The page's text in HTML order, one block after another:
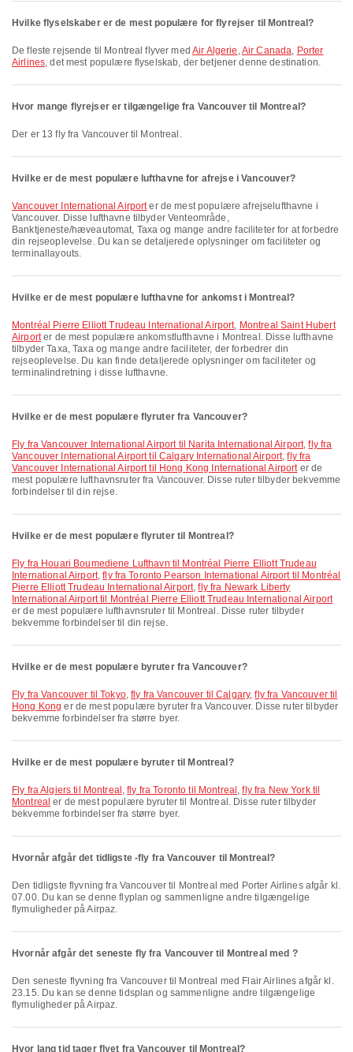
Hvilke flyselskaber er de mest populære for flyrejser til Montreal?
De fleste rejsende til Montreal flyver medAir Algerie ,Air Canada, Porter
Airlines, det mest populære flyselskab, der betjener denne destination.
Hvor mange flyrejser er tilgængelige fra Vancouver til Montreal?
Der er 13 fly fra Vancouver til Montreal.
Hvilke er de mest populære lufthavne for afrejse i Vancouver?
Vancouver International Airporter de mest populære afrejselufthavne i
Vancouver. Disse lufthavne tilbyder Venteområde,
Banktjeneste/hæveautomat, Taxa og mange andre faciliteter for at forbedre
din rejseoplevelse. Du kan se detaljerede oplysninger om faciliteter og
terminallayouts.
Hvilke er de mest populære lufthavne for ankomst i Montreal?
Montréal Pierre Elliott Trudeau International Airport, Montreal Saint Hubert
Airporter de mest populære ankomstlufthavne i Montreal. Disse lufthavne
tilbyder Taxa, Taxa og mange andre faciliteter, der forbedrer din
rejseoplevelse. Du kan finde detaljerede oplysninger om faciliteter og
terminalindretning i disse lufthavne.
Hvilke er de mest populære flyruter fra Vancouver?
fly fra Vancouver International Airport til Narita International Airport,fly fra
Vancouver International Airport til Calgary International Airport,fly fra
Vancouver International Airport til Hong Kong International Airporter de
mest populære lufthavnsruter fra Vancouver. Disse ruter tilbyder bekvemme
forbindelser til din rejse.
Hvilke er de mest populære flyruter til Montreal?
fly fra Houari Boumediene Lufthavn til Montréal Pierre Elliott Trudeau
International Airport,fly fra Toronto Pearson International Airport til Montréal
Pierre Elliott Trudeau International Airport,fly fra Newark Liberty
International Airport til Montréal Pierre Elliott Trudeau International Airport
er de mest populære lufthavnsruter til Montreal. Disse ruter tilbyder
bekvemme forbindelser til din rejse.
Hvilke er de mest populære byruter fra Vancouver?
fly fra Vancouver til Tokyo,fly fra Vancouver til Calgary,fly fra Vancouver til
Hong Kong er de mest populære byruter fra Vancouver. Disse ruter tilbyder
bekvemme forbindelser fra større byer.
Hvilke er de mest populære byruter til Montreal?
fly fra Algiers til Montreal ,fly fra Toronto til Montreal ,fly fra New York til
Montreal er de mest populære byruter til Montreal. Disse ruter tilbyder
bekvemme forbindelser fra større byer.
Hvornår afgår det tidligste -fly fra Vancouver til Montreal?
Den tidligste flyvning fra Vancouver til Montreal med Porter Airlines afgår kl.
07.00. Du kan se denne flyplan og sammenligne andre tilgængelige
flymuligheder på Airpaz.
Hvornår afgår det seneste fly fra Vancouver til Montreal med ?
Den seneste flyvning fra Vancouver til Montreal med Flair Airlines afgår kl.
23.15. Du kan se denne tidsplan og sammenligne andre tilgængelige
flymuligheder på Airpaz.
Hvor lang tid tager flyet fra Vancouver til Montreal?